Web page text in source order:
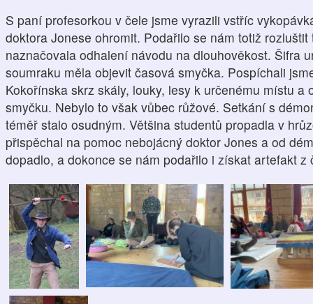
S paní profesorkou v čele jsme vyrazili vstříc
doktora Jonese ohromit. Podařilo se nám totiž rozluštit
naznačovala odhalení návodu na dlouhověkost. Šifra
soumraku měla objevit časová smyčka. Pospíchali
Kokořínska skrz skály, louky, lesy k určenému místu a
smyčku. Nebylo to však vůbec růžové. Setkání s
téměř stalo osudným. Většina studentů propadla v
přispěchal na pomoc nebojácný doktor Jones a od
dopadlo, a dokonce se nám podařilo i získat artefakt